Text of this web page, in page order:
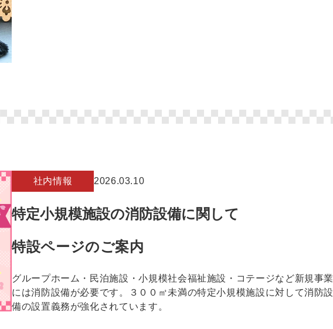
社内情報 2026.03.10
特定小規模施設の消防設備に関して
特設ページのご案内
グループホーム・民泊施設・小規模社会福祉施設・コテージなど新規事業
には消防設備が必要です。３００㎡未満の特定小規模施設に対して消防設
備の設置義務が強化されています。